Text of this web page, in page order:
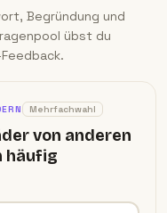
Begründung und
übst du
Mehrfachwahl
von anderen
häufig